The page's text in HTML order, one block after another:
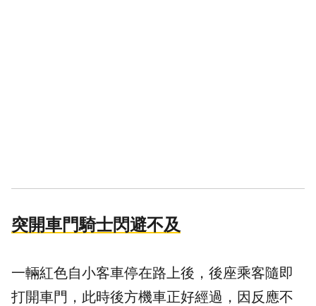
突開車門騎士閃避不及
一輛紅色自小客車停在路上後，後座乘客隨即
打開車門，此時後方機車正好經過，因反應不